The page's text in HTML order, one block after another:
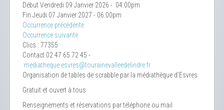
Début Vendredi 09 Janvier 2026 - 04:00pm
Fin Jeudi 07 Janvier 2027 - 06:00pm
Occurrence précédente
Occurrence suivante
Clics : 77355
Contact 02 47 65 72 45 -
mediatheque.esvres@tourainevalleedelindre.fr
Organisation de tables de scrabble par la médiathèque d’Esvres
Gratuit et ouvert à tous
Renseignements et réservations par téléphone ou mail